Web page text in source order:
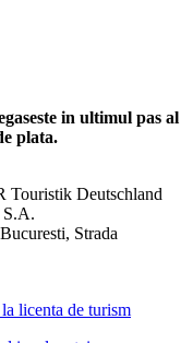
in ultimul pas al
plata.
Touristik Deutschland
Strada
licenta de turism